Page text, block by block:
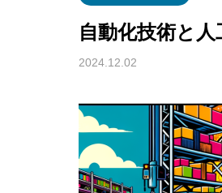
最新記事
News Release
ソフトウェア・通信業
けるAIと対話型ホーム
の未来
自動化技術と
2024.12.02